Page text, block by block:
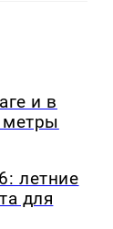
и в
летние
для